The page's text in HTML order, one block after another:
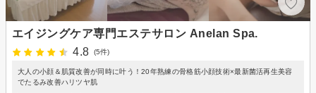
エイジングケア専門エステサロン Anelan Spa.
4.8
(5件)
大人の小顔＆肌質改善が同時に叶う！20年熟練の骨格筋小顔技術×最新菌活再生美容
でたるみ改善ハリツヤ肌